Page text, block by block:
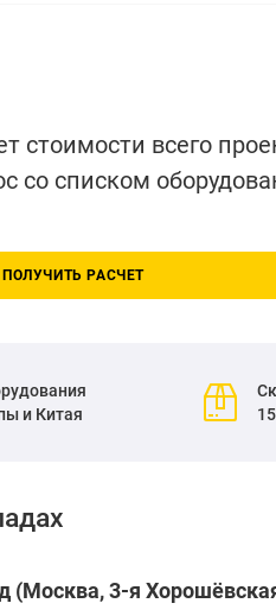
стоимости всего
со списком
ПОЛУЧИТЬ РАСЧЕТ
и Китая
(Москва, 3-я